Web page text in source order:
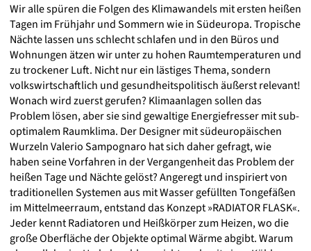
Wir alle spüren die Folgen des Klimawandels mit ersten heißen
Tagen im Frühjahr und Sommern wie in Südeuropa. Tropische
Nächte lassen uns schlecht schlafen und in den Büros und
Wohnungen ätzen wir unter zu hohen Raumtemperaturen und
zu trockener Luft. Nicht nur ein lästiges Thema, sondern
volkswirtschaftlich und gesundheitspolitisch äußerst relevant!
Wonach wird zuerst gerufen? Klimaanlagen sollen das
Problem lösen, aber sie sind gewaltige Energiefresser mit sub-
optimalem Raumklima. Der Designer mit südeuropäischen
Wurzeln Valerio Sampognaro hat sich daher gefragt, wie
haben seine Vorfahren in der Vergangenheit das Problem der
heißen Tage und Nächte gelöst? Angeregt und inspiriert von
traditionellen Systemen aus mit Wasser gefüllten Tongefäßen
im Mittelmeerraum, entstand das Konzept »RADIATOR FLASK«.
Jeder kennt Radiatoren und Heißkörper zum Heizen, wo die
große Oberfläche der Objekte optimal Wärme abgibt. Warum